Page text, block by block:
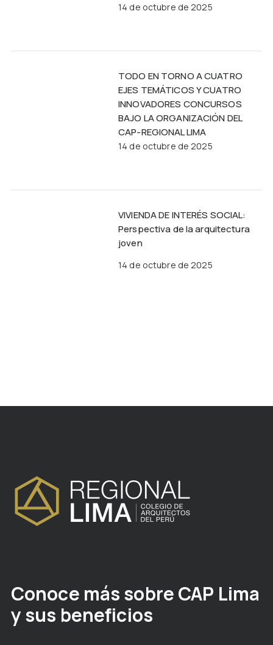
14 de octubre de 2025
TODO EN TORNO A CUATRO
EJES TEMÁTICOS Y CUATRO
INNOVADORES CONCURSOS
BAJO LA ORGANIZACIÓN DEL
CAP-REGIONAL LIMA
14 de octubre de 2025
VIVIENDA DE INTERÉS SOCIAL:
Perspectiva de la arquitectura
joven
14 de octubre de 2025
Conoce más sobre CAP Lima
y sus beneficios